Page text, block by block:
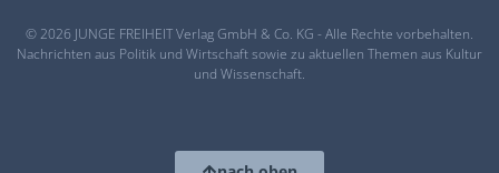
© 2026 JUNGE FREIHEIT Verlag GmbH & Co. KG - Alle Rechte vorbehalten.
Nachrichten aus Politik und Wirtschaft sowie zu aktuellen Themen aus Kultur
und Wissenschaft.